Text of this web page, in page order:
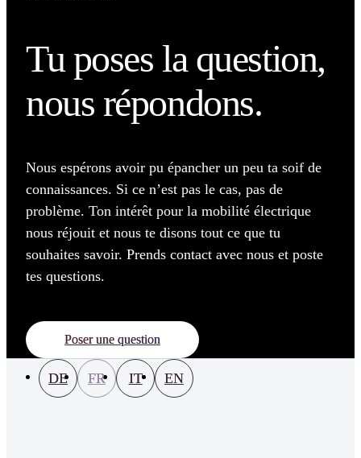
Tu poses la question,
nous répondons.
Nous espérons avoir pu épancher un peu ta soif de
connaissances. Si ce n’est pas le cas, pas de
problème. Ton intérêt pour la mobilité électrique
nous réjouit et nous te disons tout ce que tu
souhaites savoir. Prends contact avec nous et poste
tes questions.
Poser une question
DE FR IT EN